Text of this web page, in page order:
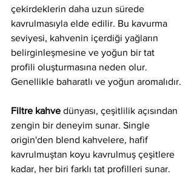
çekirdeklerin daha uzun sürede
kavrulmasıyla elde edilir. Bu kavurma
seviyesi, kahvenin içerdiği yağların
belirginleşmesine ve yoğun bir tat
profili oluşturmasına neden olur.
Genellikle baharatlı ve yoğun aromalıdır.
Filtre kahve dünyası, çeşitlilik açısından
zengin bir deneyim sunar. Single
origin'den blend kahvelere, hafif
kavrulmuştan koyu kavrulmuş çeşitlere
kadar, her biri farklı tat profilleri sunar.